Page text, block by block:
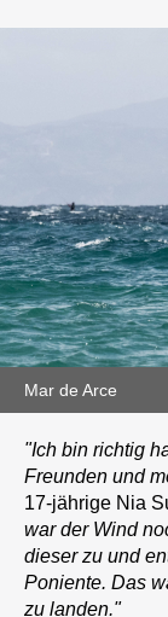
Mar de Arce
"Ich bin richtig
Freunden und
17-jährige Nia
war der Wind
dieser zu und
Poniente. Das
zu landen."